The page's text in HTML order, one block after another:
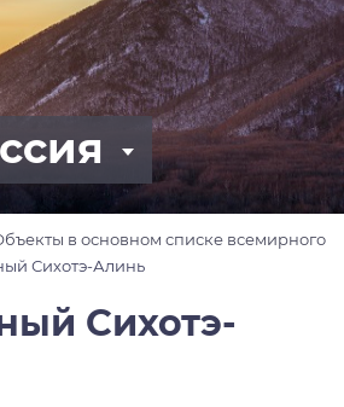
в основном списке всемирного
Сихотэ-Алинь
Сихотэ-